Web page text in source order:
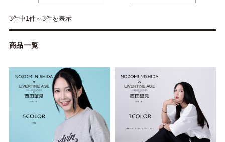
3件中1件～3件を表示
商品一覧